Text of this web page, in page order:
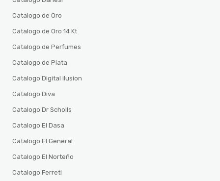
Catalogo de Oro
Catalogo de Oro 14 Kt
Catalogo de Perfumes
Catalogo de Plata
Catalogo Digital ilusion
Catalogo Diva
Catalogo Dr Scholls
Catalogo El Dasa
Catalogo El General
Catalogo El Norteño
Catalogo Ferreti